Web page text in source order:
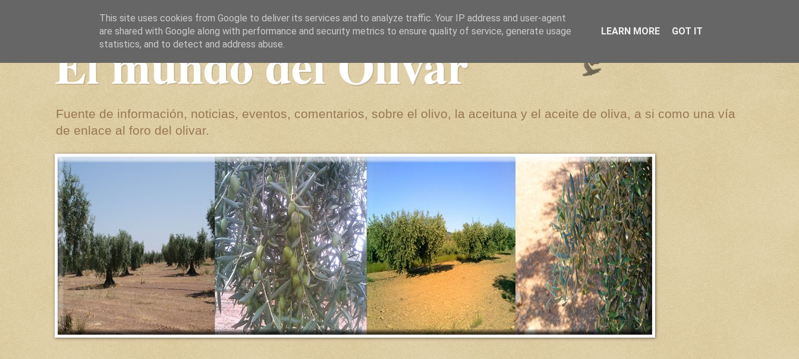
El mundo del Olivar
Fuente de información, noticias, eventos, comentarios, sobre el olivo, la aceituna y el aceite de oliva, a si como una vía
de enlace al foro del olivar.
This site uses cookies from Google to deliver its services and to analyze traffic. Your IP address and user-agent
are shared with Google along with performance and security metrics to ensure quality of service, generate usage
statistics, and to detect and address abuse.
LEARN MORE GOT IT